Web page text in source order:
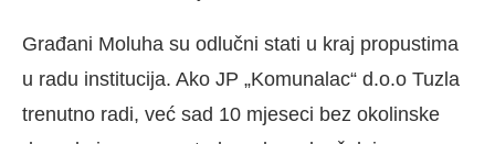
Građani Moluha su odlučni stati u kraj propustima
u radu institucija. Ako JP „Komunalac“ d.o.o Tuzla
trenutno radi, već sad 10 mjeseci bez okolinske